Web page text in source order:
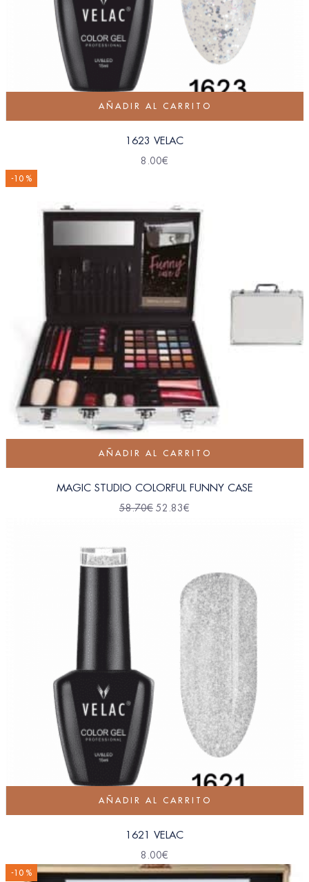
AÑADIR AL CARRITO
1623 VELAC
8.00€
-10 %
AÑADIR AL CARRITO
MAGIC STUDIO COLORFUL FUNNY CASE
58.70€ 52.83€
AÑADIR AL CARRITO
1621 VELAC
8.00€
-10 %